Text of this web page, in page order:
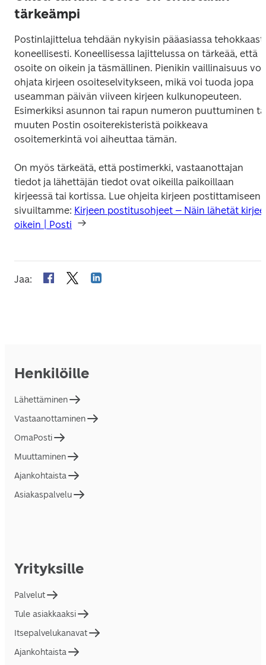
tärkeämpi
Postinlajittelua tehdään nykyisin pääasiassa tehokkaasti
koneellisesti. Koneellisessa lajittelussa on tärkeää, että
osoite on oikein ja täsmällinen. Pienikin vaillinaisuus voi
ohjata kirjeen osoiteselvitykseen, mikä voi tuoda jopa
useamman päivän viiveen kirjeen kulkunopeuteen.
Esimerkiksi asunnon tai rapun numeron puuttuminen
muuten Postin osoiterekisteristä poikkeava
osoitemerkintä voi aiheuttaa tämän.
On myös tärkeätä, että postimerkki, vastaanottajan
tiedot ja lähettäjän tiedot ovat oikeilla paikoillaan
kirjeessä tai kortissa. Lue ohjeita kirjeen postittamiseen
sivuiltamme: Kirjeen postitusohjeet – Näin lähetät
oikein | Posti
Jaa:
Henkilöille
Lähettäminen
Vastaanottaminen
OmaPosti
Muuttaminen
Ajankohtaista
Asiakaspalvelu
Yrityksille
Palvelut
Tule asiakkaaksi
Itsepalvelukanavat
Ajankohtaista